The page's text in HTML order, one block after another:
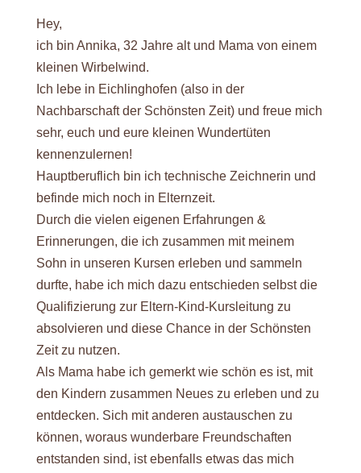
Hey,
ich bin Annika, 32 Jahre alt und Mama von einem
kleinen Wirbelwind.
Ich lebe in Eichlinghofen (also in der
Nachbarschaft der Schönsten Zeit) und freue mich
sehr, euch und eure kleinen Wundertüten
kennenzulernen!
Hauptberuflich bin ich technische Zeichnerin und
befinde mich noch in Elternzeit.
Durch die vielen eigenen Erfahrungen &
Erinnerungen, die ich zusammen mit meinem
Sohn in unseren Kursen erleben und sammeln
durfte, habe ich mich dazu entschieden selbst die
Qualifizierung zur Eltern-Kind-Kursleitung zu
absolvieren und diese Chance in der Schönsten
Zeit zu nutzen.
Als Mama habe ich gemerkt wie schön es ist, mit
den Kindern zusammen Neues zu erleben und zu
entdecken. Sich mit anderen austauschen zu
können, woraus wunderbare Freundschaften
entstanden sind, ist ebenfalls etwas das mich